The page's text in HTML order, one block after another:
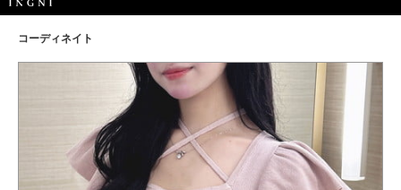
販｜INGNI
STORE
コーディネイト